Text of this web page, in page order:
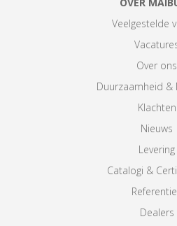
Veelgestelde
Over ons
Duurzaamheid &
Klachten
Nieuws
Levering
Catalogi &
Dealers